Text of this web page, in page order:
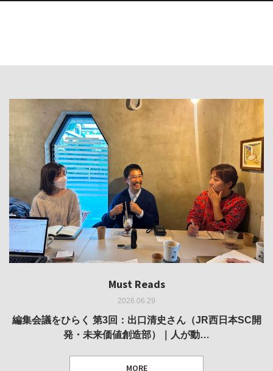
Must Reads
2026.06.29
編集会議をひらく 第3回：出口清史さん（JR西日本SC開
発・未来価値創造部）｜人が動…
MORE
Must Reads
2026.05.14
REVIEW｜果たして美術家・梅津庸一は、「大阪のゆかり
作家」となることができたのか…
Must Reads
2026.03.11
REPORT｜博覧会の残像
Must Reads
2026.02.25
REVIEW｜菊池聡太朗 個展「余りの風景」
Must Reads
2025.10.01
REVIEW｜生の存在証明としての線——「ライフライン」
展